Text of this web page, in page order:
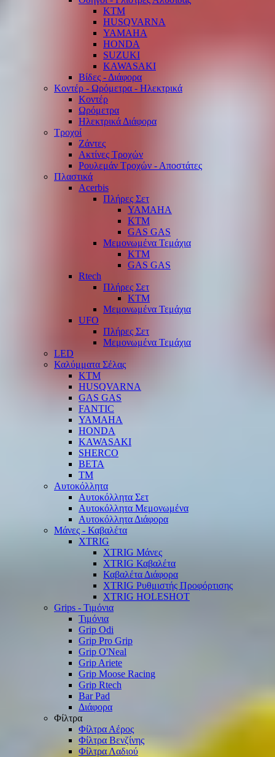
KTM
HUSQVARNA
YAMAHA
HONDA
SUZUKI
KAWASAKI
Βίδες - Διάφορα
Κοντέρ - Ωρόμετρα - Ηλεκτρικά
Κοντέρ
Ωρόμετρα
Ηλεκτρικά Διάφορα
Τροχοί
Ζάντες
Ακτίνες Τροχών
Ρουλεμάν Τροχών - Αποστάτες
Πλαστικά
Acerbis
Πλήρες Σετ
YAMAHA
KTM
GAS GAS
Μεμονωμένα Τεμάχια
KTM
GAS GAS
Rtech
Πλήρες Σετ
KTM
Μεμονωμένα Τεμάχια
UFO
Πλήρες Σετ
Μεμονωμένα Τεμάχια
LED
Καλύμματα Σέλας
KTM
HUSQVARNA
GAS GAS
FANTIC
YAMAHA
HONDA
KAWASAKI
SHERCO
BETA
TM
Αυτοκόλλητα
Αυτοκόλλητα Σετ
Αυτοκόλλητα Μεμονωμένα
Αυτοκόλλητα Διάφορα
Μάνες - Καβαλέτα
XTRIG
XTRIG Μάνες
XTRIG Καβαλέτα
Καβαλέτα Διάφορα
XTRIG Ρυθμιστής Προφόρτισης
XTRIG HOLESHOT
Grips - Τιμόνια
Τιμόνια
Grip Odi
Grip Pro Grip
Grip O'Neal
Grip Ariete
Grip Moose Racing
Grip Rtech
Bar Pad
Διάφορα
Φίλτρα
Φίλτρα Αέρος
Φίλτρα Βενζίνης
Φίλτρα Λαδιού